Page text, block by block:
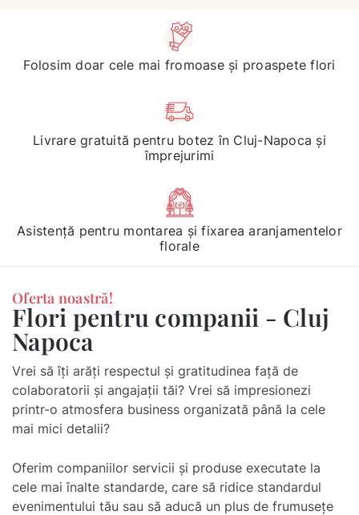
Folosim doar cele mai fromoase și proaspete flori
Livrare gratuită pentru botez în Cluj-Napoca și
împrejurimi
Asistență pentru montarea și fixarea aranjamentelor
florale
Oferta noastră!
Flori pentru companii - Cluj
Napoca
Vrei să îți arăți respectul și gratitudinea față de
colaboratorii și angajații tăi? Vrei să impresionezi
printr-o atmosfera business organizată până la cele
mai mici detalii?
Oferim companiilor servicii și produse executate la
cele mai înalte standarde, care să ridice standardul
evenimentului tău sau să aducă un plus de frumusețe